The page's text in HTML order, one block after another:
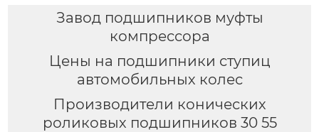
Завод подшипников муфты
компрессора
Цены на подшипники ступиц
автомобильных колес
Производители конических
роликовых подшипников 30 55